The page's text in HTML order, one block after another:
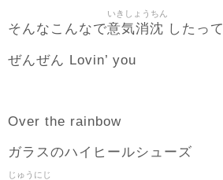
そんなこんなで意気消沈
いきしょうちん
したって
ぜんぜん Lovin’ you
Over the rainbow
ガラスのハイヒールシューズ
じゅうにじ